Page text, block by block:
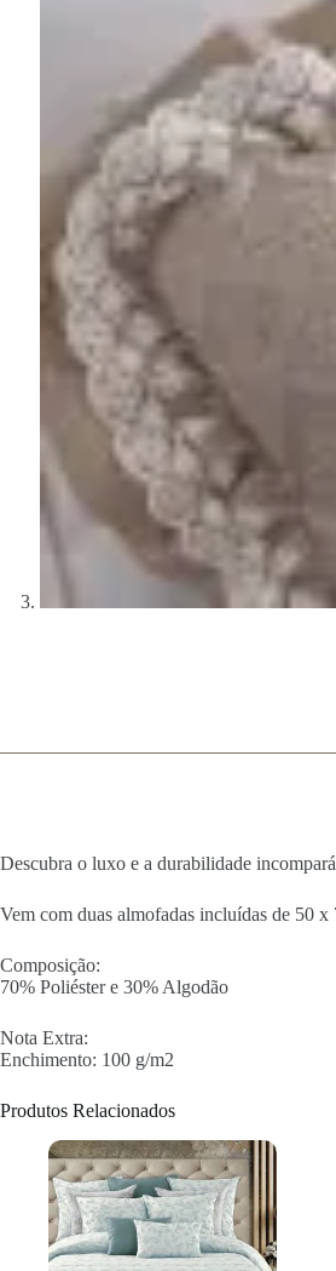
Descubra o luxo e a durabilidade
Vem com duas almofadas incluídas de 50 x
Composição:
70% Poliéster e 30% Algodão
Nota Extra:
Enchimento: 100 g/m2
Produtos Relacionados